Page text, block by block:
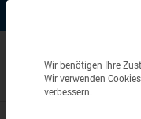
Wir benötigen Ihre
Wir verwenden
verbessern.